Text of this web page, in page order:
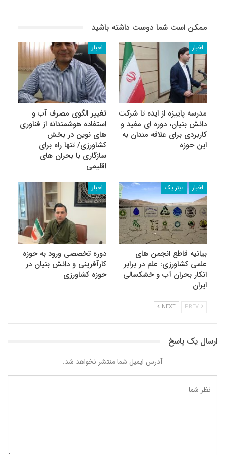
ممکن است شما دوست داشته باشید
اخبار
مدرسه پاییزه از ایده تا شرکت
دانش بنیان، دوره ای مفید و
کاربردی برای علاقه مندان به
این حوزه
اخبار
تغییر الگوی مصرف آب و
استفاده هوشمندانه از فناوری
های نوین در بخش
کشاورزی/ تنها راه برای
سازگاری با بحران های
اقلیمی
اخبار تیتر یک
بیانیه قاطع انجمن های
علمی کشاورزی: علم در برابر
انکار بحران آب و خشکسالی
ایران
اخبار
دوره تخصصی ورود به حوزه
کارآفرینی و دانش بنیان در
حوزه کشاورزی
NEXT
ارسال یک پاسخ
آدرس ایمیل شما منتشر نخواهد شد.